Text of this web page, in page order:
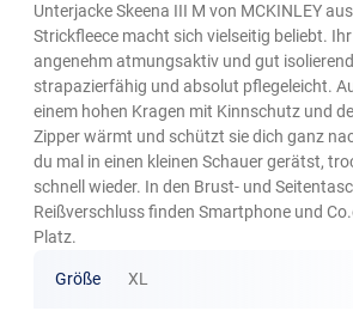
Unterjacke Skeena III M von MCKINLEY
Strickfleece macht sich vielseitig beliebt.
angenehm atmungsaktiv und gut
strapazierfähig und absolut pflegeleicht.
einem hohen Kragen mit Kinnschutz und
Zipper wärmt und schützt sie dich ganz
du mal in einen kleinen Schauer gerätst,
schnell wieder. In den Brust- und
Reißverschluss finden Smartphone und
Platz.
Größe XL